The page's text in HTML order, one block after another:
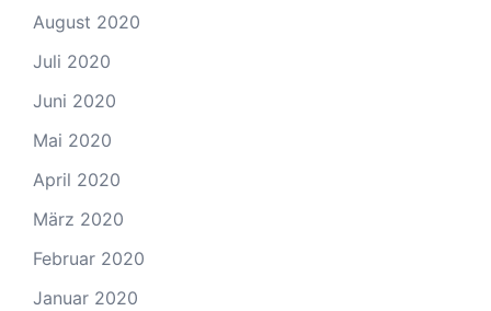
August 2020
Juli 2020
Juni 2020
Mai 2020
April 2020
März 2020
Februar 2020
Januar 2020